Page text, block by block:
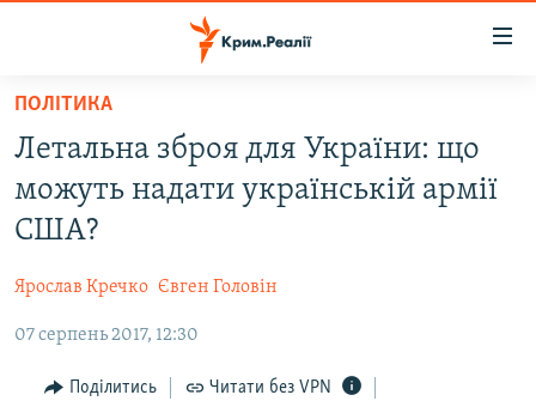
Перейти
основного
матеріалу
Перейти
до
основної
навігації
Перейти
пошуку
ВІДЕО ТА ФОТО
БЛОГИ
ПОГЛЯД
ІНТЕРВ'Ю
ПОЛІТИКА
Летальна зброя для України: що
можуть надати українській армії
США?
Ярослав Кречко Євген Головін
07 серпень 2017, 12:30
Поділитись Читати без VPN